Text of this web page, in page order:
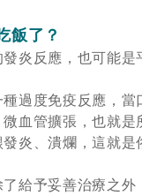
飯了 ？
炎反應，也可能
過度免疫反應，
血管擴張，也就
炎、潰爛，這就
給予妥善治療之